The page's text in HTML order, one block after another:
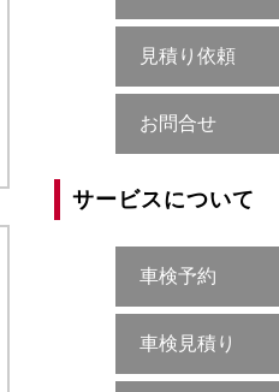
見積り依頼
お問合せ
サービスについて
車検予約
車検見積り